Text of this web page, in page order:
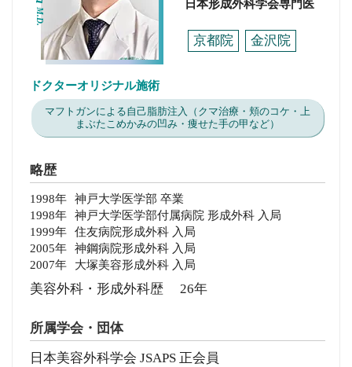
M.D.
日本形成外科学会専門医
京都院 金沢院
ドクターオリジナル施術
マフトガンによる自己脂肪注入（クマ治療・頬のコケ・上
まぶたこめかみの凹み・痩せた手の甲など）
略歴
1998年
神戸大学医学部 卒業
1998年
神戸大学医学部付属病院 形成外科 入局
1999年
住友病院形成外科 入局
2005年
神鋼病院形成外科 入局
2007年
大塚美容形成外科 入局
美容外科・形成外科歴 26年
所属学会・団体
日本美容外科学会 JSAPS 正会員